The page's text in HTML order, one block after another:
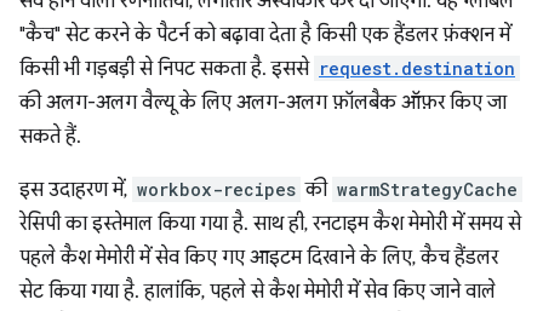
"कैच" सेट करने के पैटर्न को बढ़ावा देता है किसी एक हैंडलर फ़ंक्शन में
किसी भी गड़बड़ी से निपट सकता है. इससे request.destination
की अलग-अलग वैल्यू के लिए अलग-अलग फ़ॉलबैक ऑफ़र किए जा
सकते हैं.
इस उदाहरण में, workbox-recipes की warmStrategyCache
रेसिपी का इस्तेमाल किया गया है. साथ ही, रनटाइम कैश मेमोरी में समय से
पहले कैश मेमोरी में सेव किए गए आइटम दिखाने के लिए, कैच हैंडलर
सेट किया गया है. हालांकि, पहले से कैश मेमोरी में सेव किए जाने वाले